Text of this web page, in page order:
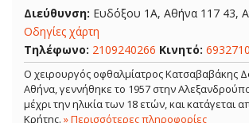
Διεύθυνση: Ευδόξου 1Α, Αθήνα 117 43,
Οδηγίες χάρτη
Τηλέφωνο: 2109240266 Κινητό:
Ο χειρουργός οφθαλμίατρος Κατσαβαβάκης
Αθήνα, γεννήθηκε το 1957 στην
μέχρι την ηλικία των 18 ετών, και κατάγεται
Κρήτης. » Περισσότερες πληροφορίες